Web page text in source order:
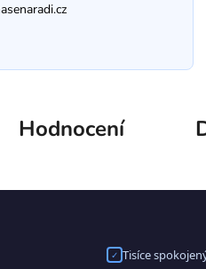
Hodnocení
✓ Tisíce